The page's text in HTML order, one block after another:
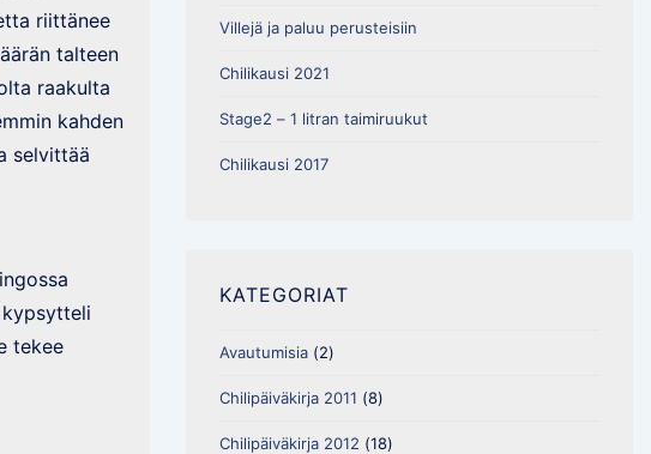
riittänee
talteen
raakulta
kahden
selvittää
tekee
Villejä ja paluu perusteisiin
Chilikausi 2021
Stage2 – 1 litran taimiruukut
Chilikausi 2017
KATEGORIAT
Avautumisia(2)
Chilipäiväkirja 2011 (8)
Chilipäiväkirja 2012 (18)